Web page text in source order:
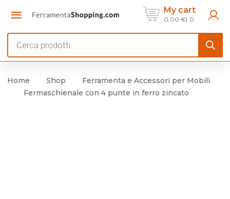
My cart
0,00 € 0
search
Home Shop
Ferramenta e Accessori per Mobili
Fermaschienale con 4 punte in ferro zincato